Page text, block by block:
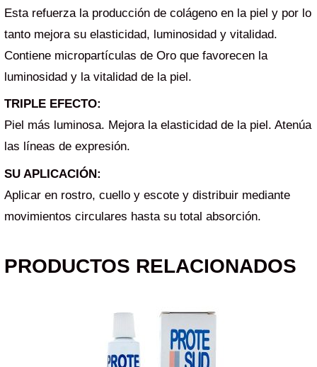
Esta refuerza la producción de colágeno en la piel y por lo
tanto mejora su elasticidad, luminosidad y vitalidad.
Contiene micropartículas de Oro que favorecen la
luminosidad y la vitalidad de la piel.
TRIPLE EFECTO:
Piel más luminosa. Mejora la elasticidad de la piel. Atenúa
las líneas de expresión.
SU APLICACIÓN:
Aplicar en rostro, cuello y escote y distribuir mediante
movimientos circulares hasta su total absorción.
PRODUCTOS RELACIONADOS